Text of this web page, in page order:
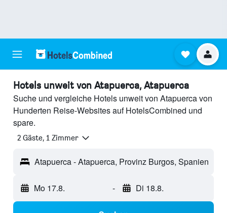
Hotels unweit von Atapuerca, Atapuerca
Suche und vergleiche Hotels unweit von Atapuerca von
Hunderten Reise-Websites auf HotelsCombined und
spare.
2 Gäste, 1 Zimmer
Atapuerca - Atapuerca, Provinz Burgos, Spanien
Mo 17.8. - Di 18.8.